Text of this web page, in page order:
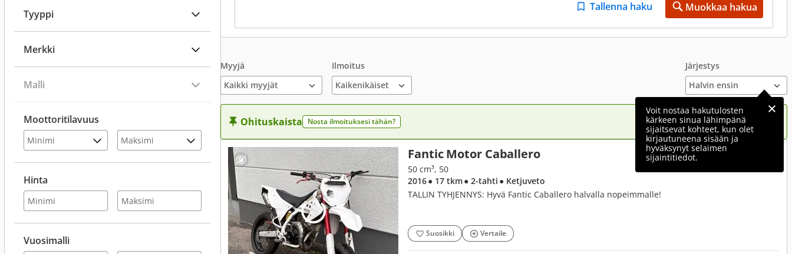
Tyyppi
Merkki
Malli
Moottoritilavuus
Hinta
Vuosimalli
Tallenna haku Muokkaa hakua
Myyjä
Kaikki myyjät
Ilmoitus Järjestys
Voit nostaa hakutulosten
kärkeen sinua lähimpänä
sijaitsevat kohteet, kun olet
kirjautuneena sisään ja
hyväksynyt selaimen
sijaintitiedot.
Ohituskaista Nosta ilmoituksesi tähän?
Fantic Motor Caballero
50 cm³, 50
2016● 17 tkm● 2-tahti ● Ketjuveto
TALLIN TYHJENNYS: Hyvä Fantic Caballero halvalla nopeimmalle!
Suosikki Vertaile